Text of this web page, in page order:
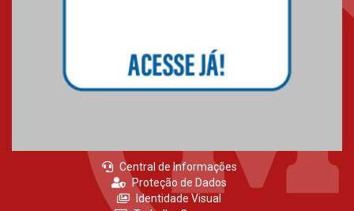
obra sobre ética e arquitetura
contemporânea
04.08.2026
Central de Informações
Proteção de Dados
Identidade Visual